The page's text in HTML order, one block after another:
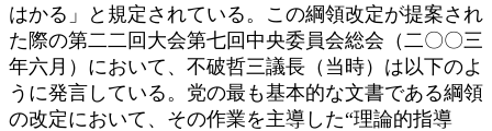
はかる」と規定されている。この綱領改定が提案され
た際の第二二回大会第七回中央委員会総会（二〇〇三
年六月）において、不破哲三議長（当時）は以下のよ
うに発言している。党の最も基本的な文書である綱領
の改定において、その作業を主導した“理論的指導